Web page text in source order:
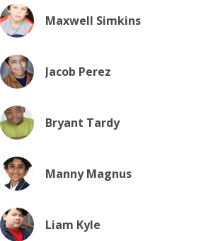
Maxwell Simkins
Jacob Perez
Bryant Tardy
Manny Magnus
Liam Kyle